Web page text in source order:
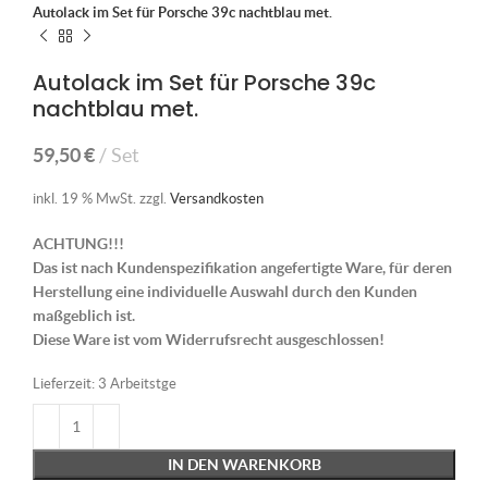
Autolack im Set für Porsche 39c nachtblau met.
Autolack im Set für Porsche 39c
nachtblau met.
59,50€ Set
inkl. 19 % MwSt. zzgl. Versandkosten
ACHTUNG!!!
Das ist nach Kundenspezifikation angefertigte Ware, für deren
Herstellung eine individuelle Auswahl durch den Kunden
maßgeblich ist.
Diese Ware ist vom Widerrufsrecht ausgeschlossen!
Lieferzeit: 3 Arbeitstge
IN DEN WARENKORB